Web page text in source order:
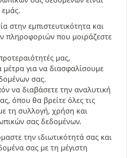
εμάς.
στην εμπιστευτικότητα και
πληροφοριών που μοιράζεστε
μας,
για να διασφαλίσουμε
σας.
να διαβάσετε την αναλυτική
όπου θα βρείτε όλες τις
τη συλλογή, χρήση και
σας δεδομένων.
την ιδιωτικότητά σας και
σας με τη μέγιστη